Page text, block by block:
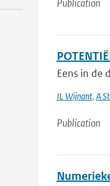
Publication
Eens in de
IL Wijnant, A
Publication